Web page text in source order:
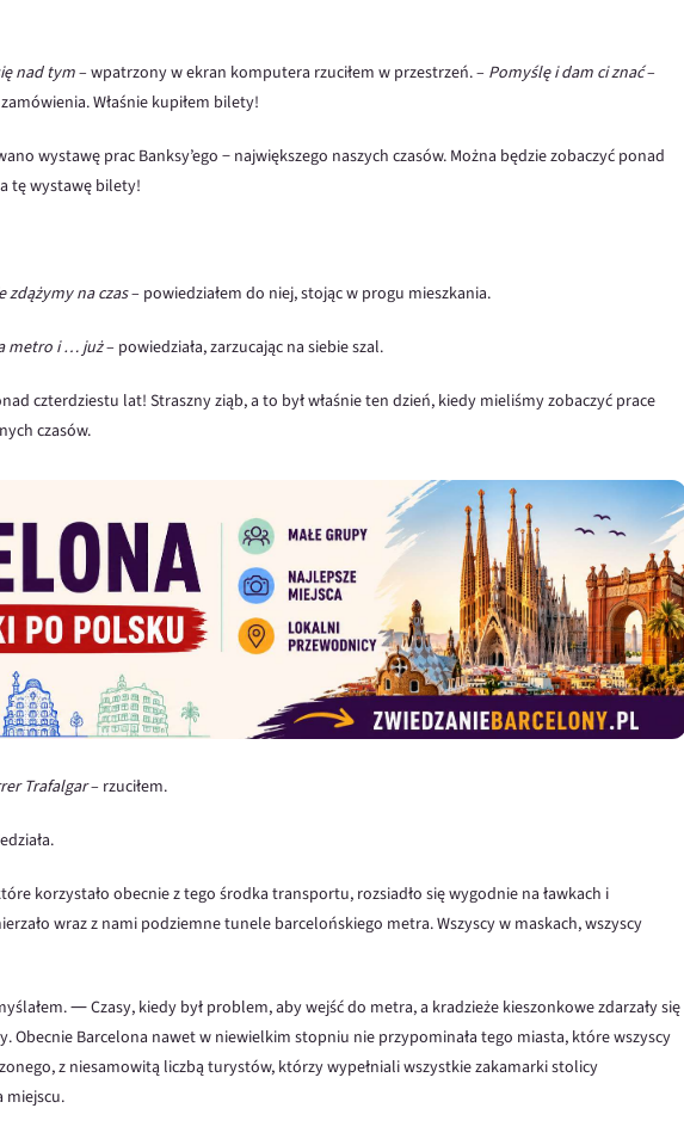
nad tym– wpatrzony w ekran komputera rzuciłem w przestrzeń. – Pomyślę i dam ci znać–
Właśnie kupiłem bilety!
wystawę prac Banksy’ego − największego naszych czasów. Można będzie zobaczyć ponad
tę wystawę bilety!
zdążymy na czas– powiedziałem do niej, stojąc w progu mieszkania.
metro i … już– powiedziała, zarzucając na siebie szal.
czterdziestu lat! Straszny ziąb, a to był właśnie ten dzień, kiedy mieliśmy zobaczyć prace
czasów.
Trafalgar– rzuciłem.
korzystało obecnie z tego środka transportu, rozsiadło się wygodnie na ławkach i
wraz z nami podziemne tunele barcelońskiego metra. Wszyscy w maskach, wszyscy
― Czasy, kiedy był problem, aby wejść do metra, a kradzieże kieszonkowe zdarzały się
Obecnie Barcelona nawet w niewielkim stopniu nie przypominała tego miasta, które wszyscy
z niesamowitą liczbą turystów, którzy wypełniali wszystkie zakamarki stolicy
miejscu.